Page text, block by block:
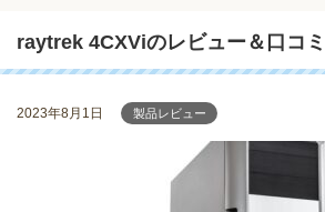
raytrek 4CXViのレビュー＆口コミ
2023年8月1日 製品レビュー